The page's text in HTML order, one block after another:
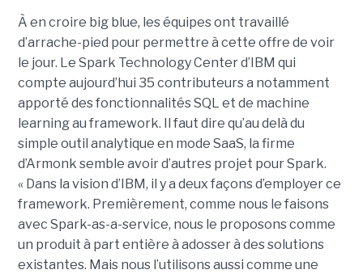
À en croire big blue, les équipes ont travaillé
d’arrache-pied pour permettre à cette offre de voir
le jour. Le Spark Technology Center d’IBM qui
compte aujourd’hui 35 contributeurs a notamment
apporté des fonctionnalités SQL et de machine
learning au framework. Il faut dire qu’au delà du
simple outil analytique en mode SaaS, la firme
d’Armonk semble avoir d’autres projet pour Spark.
« Dans la vision d’IBM, il y a deux façons d’employer ce
framework. Premièrement, comme nous le faisons
avec Spark-as-a-service, nous le proposons comme
un produit à part entière à adosser à des solutions
existantes. Mais nous l’utilisons aussi comme une